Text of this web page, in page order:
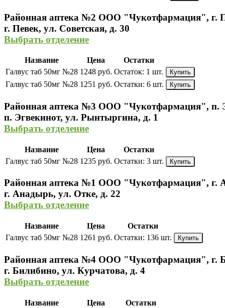
Районная аптека №2 ООО "Чукотфармация", г.
г. Певек, ул. Советская, д. 30
Выбрать отделение
Название Цена
Остатки
Галвус таб 50мг №28 1248 руб. Остаток: 1 шт. Купить
Галвус таб 50мг №28 1251 руб. Остатки: 6 шт. Купить
Районная аптека №3 ООО "Чукотфармация", п.
п. Эгвекинот, ул. Рынтыргина, д. 1
Выбрать отделение
Название Цена
Остатки
Галвус таб 50мг №28 1235 руб. Остатки: 3 шт. Купить
Районная аптека №1 ООО "Чукотфармация", г.
г. Анадырь, ул. Отке, д. 22
Выбрать отделение
Название Цена
Остатки
Галвус таб 50мг №28 1261 руб. Остатки: 136 шт. Купить
Районная аптека №4 ООО "Чукотфармация", г.
г. Билибино, ул. Курчатова, д. 4
Выбрать отделение
Название Цена
Остатки